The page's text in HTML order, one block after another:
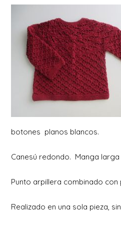
botones planos blancos.
Canesú redondo. Manga larga
Punto arpillera combinado
Realizado en una sola pieza,